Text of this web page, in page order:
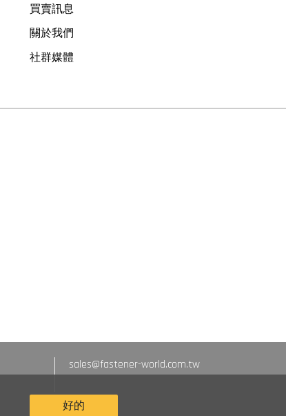
好的
買賣訊息
關於我們
社群媒體
sales@fastener-world.com.tw